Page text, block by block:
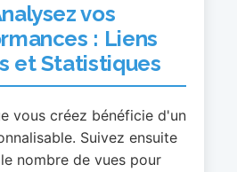
vos
: Liens
et Statistiques
vous créez bénéficie d'un
Suivez ensuite
nombre de vues pour